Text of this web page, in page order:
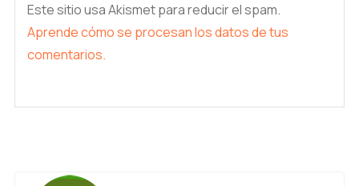
Este sitio usa Akismet para reducir el spam.
Aprende cómo se procesan los datos de tus
comentarios.